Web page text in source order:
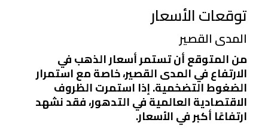
توقعات الأسعار
المدى القصير
من المتوقع أن تستمر أسعار الذهب في
الارتفاع في المدى القصير، خاصة مع استمرار
الضغوط التضخمية. إذا استمرت الظروف
الاقتصادية العالمية في التدهور، فقد نشهد
ارتفاعًا أكبر في الأسعار.